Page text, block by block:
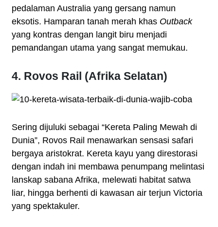
pedalaman Australia yang gersang namun
eksotis. Hamparan tanah merah khas Outback
yang kontras dengan langit biru menjadi
pemandangan utama yang sangat memukau.
4. Rovos Rail (Afrika Selatan)
Sering dijuluki sebagai “Kereta Paling Mewah di
Dunia”, Rovos Rail menawarkan sensasi safari
bergaya aristokrat. Kereta kayu yang direstorasi
dengan indah ini membawa penumpang melintasi
lanskap sabana Afrika, melewati habitat satwa
liar, hingga berhenti di kawasan air terjun Victoria
yang spektakuler.